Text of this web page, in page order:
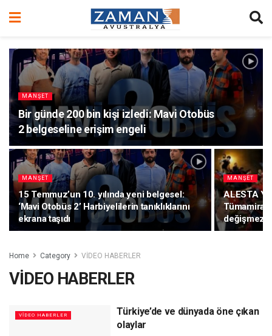
MANŞET
Bir günde 200 bin kişi izledi: Mavi Otobüs
2 belgeseline erişim engeli
MANŞET
15 Temmuz’un 10. yılında yeni belgesel:
‘Mavi Otobüs 2’ Harbiyelilerin tanıklıklarını
ekrana taşıdı
MANŞET
ALESTA
Tümamiral:
değişmez”
Home Category VİDEO HABERLER
VİDEO HABERLER
VİDEO HABERLER
Türkiye’de ve dünyada öne çıkan
olaylar